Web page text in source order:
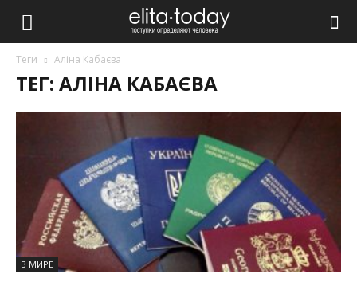
Теги Аліна Кабаєва
ТЕГ: АЛІНА КАБАЄВА
В МИРЕ